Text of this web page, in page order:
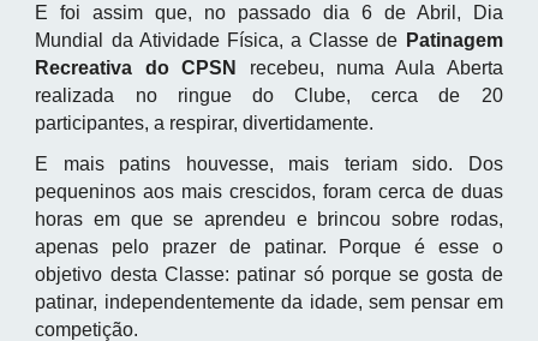
E foi assim que, no passado dia 6 de Abril, Dia
Mundial da Atividade Física, a Classe de Patinagem
Recreativa do CPSN
recebeu, numa Aula Aberta
realizada no ringue do Clube, cerca de 20
participantes, a respirar, divertidamente.
E mais patins houvesse, mais teriam sido. Dos
pequeninos aos mais crescidos, foram cerca de duas
horas em que se aprendeu e brincou sobre rodas,
apenas pelo prazer de patinar. Porque é esse o
objetivo desta Classe: patinar só porque se gosta de
patinar, independentemente da idade, sem pensar em
competição.